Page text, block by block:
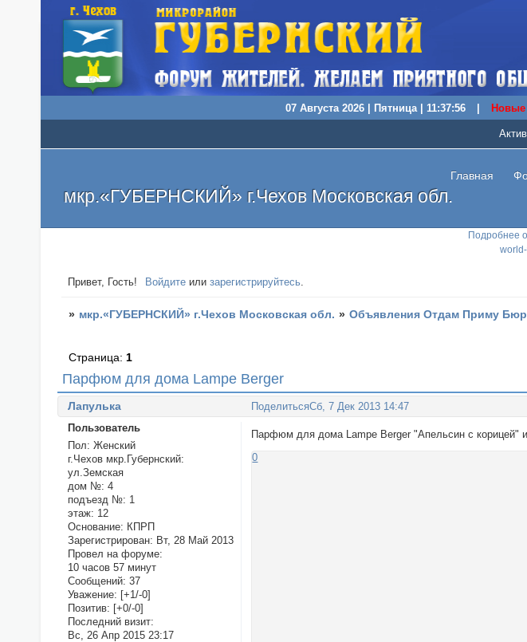
07 Августа 2026 | Пятница | 11:37:57 Новые
Подробнее
мкр.«ГУБЕРНСКИЙ» г.Чехов Московская обл.
Главная
Привет, Гость! Войдите илизарегистрируйтесь.
» мкр.«ГУБЕРНСКИЙ» г.Чехов Московская обл. » Объявления Отдам Приму
Парфюм для дома Lampe Berger
Страница: 1
ПоделитьсяСб, 7 Дек 2013 14:47
Лапулька
Пользователь
Пол: Женский
г.Чехов мкр.Губернский:
ул.Земская
дом №: 4
подъезд №: 1
этаж: 12
Основание: КПРП
Зарегистрирован: Вт, 28 Май 2013
Провел на форуме:
10 часов 57 минут
Сообщений: 37
Уважение: [+1/-0]
Позитив: [+0/-0]
Последний визит:
Вс, 26 Апр 2015 23:17
Парфюм для дома Lampe Berger "Апельсин с корицей"
0